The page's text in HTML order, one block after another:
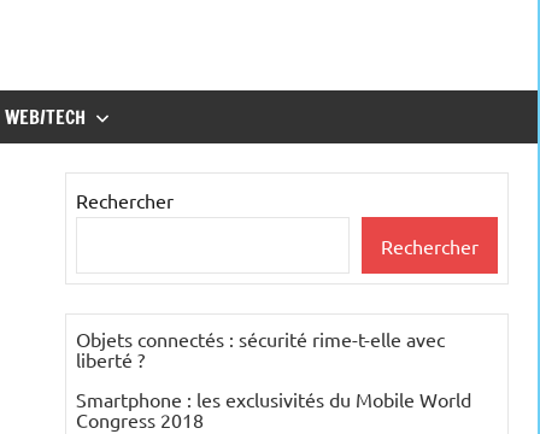
WEB/TECH
Rechercher
Rechercher
Objets connectés : sécurité rime-t-elle avec
liberté ?
Smartphone : les exclusivités du Mobile World
Congress 2018